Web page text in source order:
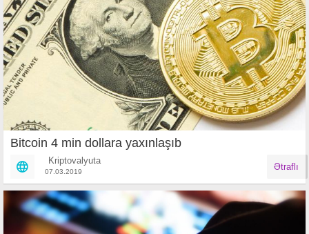
Bitcoin 4 min dollara yaxınlaşıb
Kriptovalyuta
07.03.2019 Ətraflı